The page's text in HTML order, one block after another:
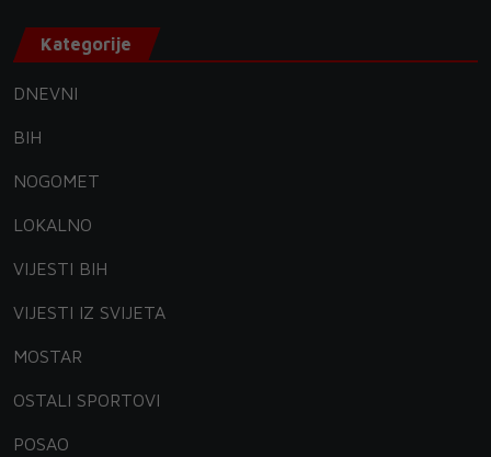
Kategorije
DNEVNI
BIH
NOGOMET
LOKALNO
VIJESTI BIH
VIJESTI IZ SVIJETA
MOSTAR
OSTALI SPORTOVI
POSAO